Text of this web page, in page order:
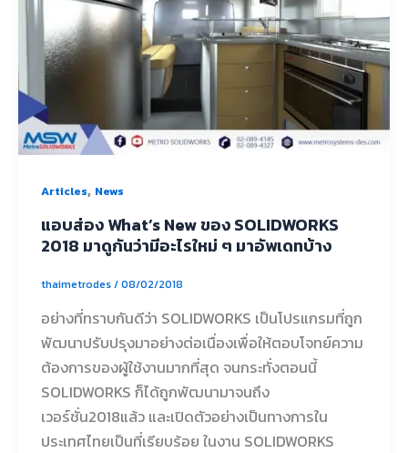
Articles, News
แอบส่อง What’s New ของ SOLIDWORKS
2018 มาดูกันว่ามีอะไรใหม่ ๆ มาอัพเดทบ้าง
thaimetrodes/08/02/2018
อย่างที่ทราบกันดีว่า SOLIDWORKS เป็นโปรแกรมที่ถูก
พัฒนาปรับปรุงมาอย่างต่อเนื่องเพื่อให้ตอบโจทย์ความ
ต้องการของผู้ใช้งานมากที่สุด จนกระทั่งตอนนี้
SOLIDWORKS ก็ได้ถูกพัฒนามาจนถึง
เวอร์ชั่น2018แล้ว และเปิดตัวอย่างเป็นทางการใน
ประเทศไทยเป็นที่เรียบร้อย ในงาน SOLIDWORKS